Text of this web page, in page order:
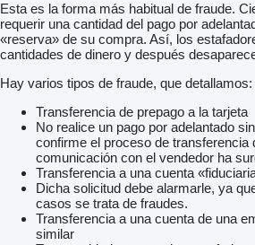
Pre vaše väčšie pohodlie a istotu vieme
predĺženú záruku až na 12 – 36
Ak už máte vlastné auto
nemusíte riešiť jeho predaj – vezmeme
protihodnoty. Stačí
keď s ním prídete k nám
my ho ohodnotíme a jeho cenu vám
nového vozidla. Vy tak ušetrite čas
starosti aj peniaze a celý proces
– odchádzate rovno na novom aute bez
vybavovania. EČV: LE117BN. EK platná
platná do: 2027-04-08
Esta es la forma más habitual de fraude.
requerir una cantidad del pago por
«reserva» de su compra. Así, los
cantidades de dinero y después
Hay varios tipos de fraude, que detallamos:
Transferencia de prepago a la tarjeta
No realice un pago por adelantado
confirme el proceso de transferencia
comunicación con el vendedor ha
Transferencia a una cuenta
Dicha solicitud debe alarmarle, ya
casos se trata de fraudes.
Transferencia a una cuenta de una
similar